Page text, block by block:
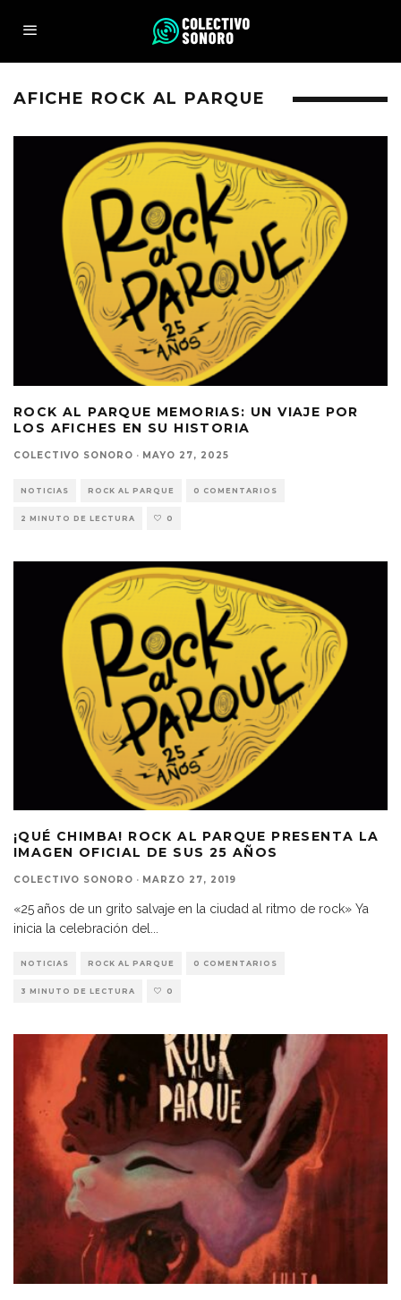
AFICHE ROCK AL PARQUE
ROCK AL PARQUE MEMORIAS: UN VIAJE POR
LOS AFICHES EN SU HISTORIA
COLECTIVO SONORO · MAYO 27, 2025
NOTICIAS ROCK AL PARQUE 0 COMENTARIOS
2 MINUTO DE LECTURA 0
¡QUÉ CHIMBA! ROCK AL PARQUE PRESENTA LA
IMAGEN OFICIAL DE SUS 25 AÑOS
COLECTIVO SONORO · MARZO 27, 2019
«25 años de un grito salvaje en la ciudad al ritmo de rock» Ya
inicia la celebración del...
NOTICIAS ROCK AL PARQUE 0 COMENTARIOS
3 MINUTO DE LECTURA 0